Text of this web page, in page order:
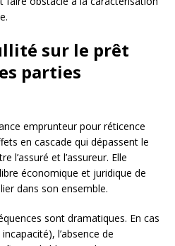
sur le prêt
parties
emprunteur pour réticence
en cascade qui dépassent le
l’assuré et l’assureur. Elle
économique et juridique de
dans son ensemble.
sont dramatiques. En cas
l’absence de